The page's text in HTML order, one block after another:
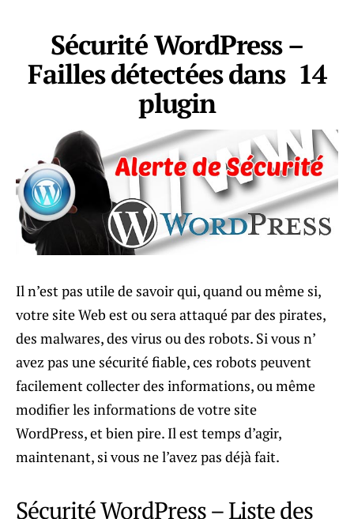
Sécurité WordPress –
Failles détectées dans 14
plugin
Il n’est pas utile de savoir qui, quand ou même si,
votre site Web est ou sera attaqué par des pirates,
des malwares, des virus ou des robots. Si vous n’
avez pas une sécurité fiable, ces robots peuvent
facilement collecter des informations, ou même
modifier les informations de votre site
WordPress, et bien pire. Il est temps d’agir,
maintenant, si vous ne l’avez pas déjà fait.
Sécurité WordPress – Liste des